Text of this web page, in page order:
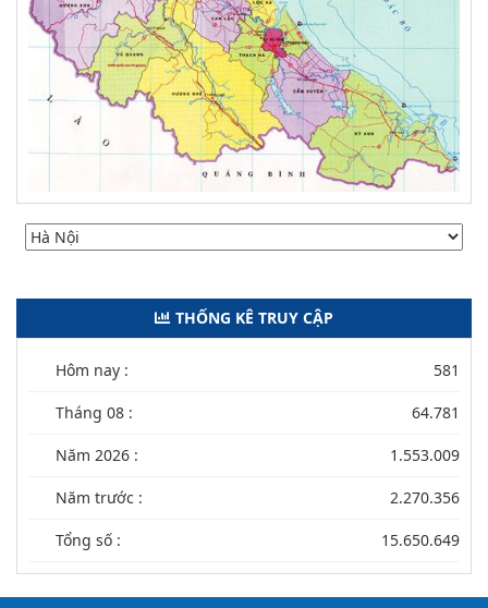
THỐNG KÊ TRUY CẬP
Hôm nay : 581
Tháng 08 : 64.781
Năm 2026 : 1.553.009
Năm trước : 2.270.356
Tổng số : 15.650.649